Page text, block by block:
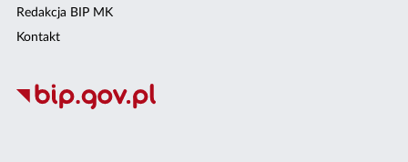
Redakcja BIP MK
Kontakt